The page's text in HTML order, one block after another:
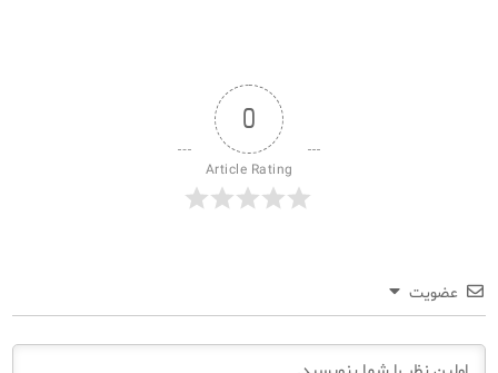
0
Article Rating
عضویت